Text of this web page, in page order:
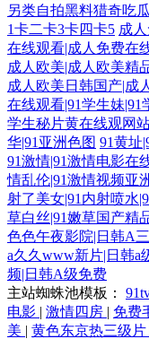
另类自拍黑料猎奇吃
1卡二卡3卡四卡5 成
在线观看|成人免费在
成人欧美|成人欧美精
成人欧美日韩国产|成
在线观看|91学生妹|91
学生秘片黄在线观网
华|91亚洲色图 91黄址
91激情|91激情电影在
情乱伦|91激情视频亚
射了美女|91内射喷水
草白丝|91嫩草国产精
色色午夜影院|日韩A
a久久www新片|日韩a
频|日韩A级免费
主站蜘蛛池模板：
电影 | 激情四房 | 免费
美 | 黄色东京热三级片